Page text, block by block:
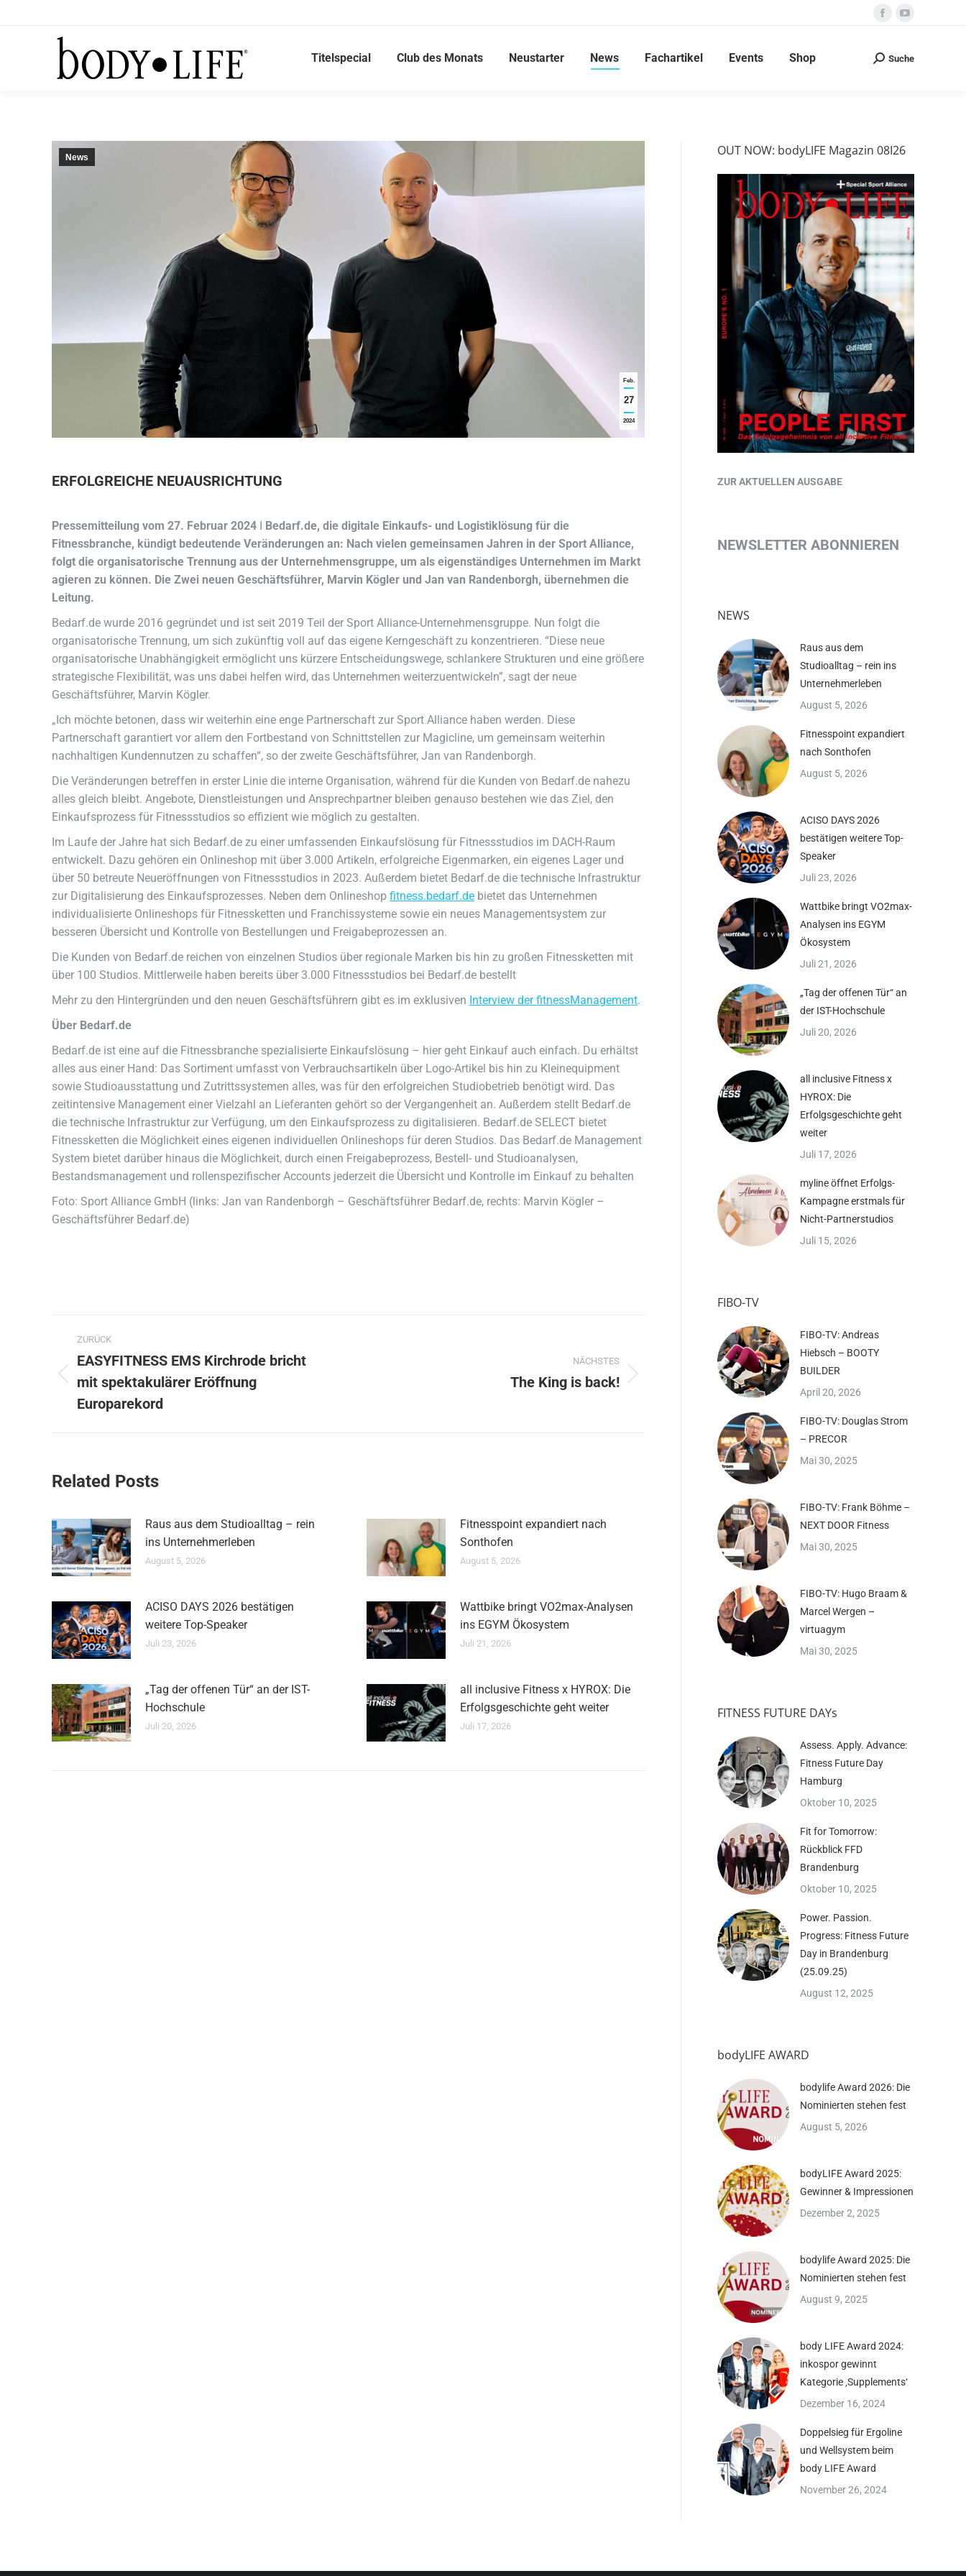
Facebook
opens
YouTube
opens
Titelspecial Club des Monats Neustarter News Fachartikel Events Shop Search:
Suche
Feb.
27
2024
News
ERFOLGREICHE NEUAUSRICHTUNG
Pressemitteilung vom 27. Februar 2024 I Bedarf.de, die digitale Einkaufs- und Logistiklösung für die
Fitnessbranche, kündigt bedeutende Veränderungen an: Nach vielen gemeinsamen Jahren in der Sport Alliance,
folgt die organisatorische Trennung aus der Unternehmensgruppe, um als eigenständiges Unternehmen im Markt
agieren zu können. Die Zwei neuen Geschäftsführer, Marvin Kögler und Jan van Randenborgh, übernehmen die
Leitung.
Bedarf.de wurde 2016 gegründet und ist seit 2019 Teil der Sport Alliance-Unternehmensgruppe. Nun folgt die
organisatorische Trennung, um sich zukünftig voll auf das eigene Kerngeschäft zu konzentrieren. “Diese neue
organisatorische Unabhängigkeit ermöglicht uns kürzere Entscheidungswege, schlankere Strukturen und eine größere
strategische Flexibilität, was uns dabei helfen wird, das Unternehmen weiterzuentwickeln”, sagt der neue
Geschäftsführer, Marvin Kögler.
„Ich möchte betonen, dass wir weiterhin eine enge Partnerschaft zur Sport Alliance haben werden. Diese
Partnerschaft garantiert vor allem den Fortbestand von Schnittstellen zur Magicline, um gemeinsam weiterhin
nachhaltigen Kundennutzen zu schaffen“, so der zweite Geschäftsführer, Jan van Randenborgh.
Die Veränderungen betreffen in erster Linie die interne Organisation, während für die Kunden von Bedarf.de nahezu
alles gleich bleibt. Angebote, Dienstleistungen und Ansprechpartner bleiben genauso bestehen wie das Ziel, den
Einkaufsprozess für Fitnessstudios so effizient wie möglich zu gestalten.
Im Laufe der Jahre hat sich Bedarf.de zu einer umfassenden Einkaufslösung für Fitnessstudios im DACH-Raum
entwickelt. Dazu gehören ein Onlineshop mit über 3.000 Artikeln, erfolgreiche Eigenmarken, ein eigenes Lager und
über 50 betreute Neueröffnungen von Fitnessstudios in 2023. Außerdem bietet Bedarf.de die technische Infrastruktur
zur Digitalisierung des Einkaufsprozesses. Neben dem Onlineshop fitness.bedarf.de bietet das Unternehmen
individualisierte Onlineshops für Fitnessketten und Franchissysteme sowie ein neues Managementsystem zur
besseren Übersicht und Kontrolle von Bestellungen und Freigabeprozessen an.
Die Kunden von Bedarf.de reichen von einzelnen Studios über regionale Marken bis hin zu großen Fitnessketten mit
über 100 Studios. Mittlerweile haben bereits über 3.000 Fitnessstudios bei Bedarf.de bestellt
Mehr zu den Hintergründen und den neuen Geschäftsführern gibt es im exklusiven Interview der fitnessManagement.
Über Bedarf.de
Bedarf.de ist eine auf die Fitnessbranche spezialisierte Einkaufslösung – hier geht Einkauf auch einfach. Du erhältst
alles aus einer Hand: Das Sortiment umfasst von Verbrauchsartikeln über Logo-Artikel bis hin zu Kleinequipment
sowie Studioausstattung und Zutrittssystemen alles, was für den erfolgreichen Studiobetrieb benötigt wird. Das
zeitintensive Management einer Vielzahl an Lieferanten gehört so der Vergangenheit an. Außerdem stellt Bedarf.de
die technische Infrastruktur zur Verfügung, um den Einkaufsprozess zu digitalisieren. Bedarf.de SELECT bietet
Fitnessketten die Möglichkeit eines eigenen individuellen Onlineshops für deren Studios. Das Bedarf.de Management
System bietet darüber hinaus die Möglichkeit, durch einen Freigabeprozess, Bestell- und Studioanalysen,
Bestandsmanagement und rollenspezifischer Accounts jederzeit die Übersicht und Kontrolle im Einkauf zu behalten
Foto: Sport Alliance GmbH (links: Jan van Randenborgh – Geschäftsführer Bedarf.de, rechts: Marvin Kögler –
Geschäftsführer Bedarf.de)
Kommentarnavigation
ZURÜCK
Vorheriger
Beitrag:
EASYFITNESS EMS Kirchrode bricht
mit spektakulärer Eröffnung
Europarekord
NÄCHSTES
The King is back!
Related Posts
Raus aus dem Studioalltag – rein
ins Unternehmerleben
August 5, 2026
Fitnesspoint expandiert nach
Sonthofen
August 5, 2026
ACISO DAYS 2026 bestätigen
weitere Top-Speaker
Juli 23, 2026
Wattbike bringt VO2max-Analysen
ins EGYM Ökosystem
Juli 21, 2026
„Tag der offenen Tür“ an der IST-
Hochschule
Juli 20, 2026
all inclusive Fitness x HYROX: Die
Erfolgsgeschichte geht weiter
Juli 17, 2026
OUT NOW: bodyLIFE Magazin 08I26
ZUR AKTUELLEN AUSGABE
NEWSLETTER ABONNIEREN
NEWS
Raus aus dem
Studioalltag – rein ins
Unternehmerleben
August 5, 2026
Fitnesspoint expandiert
nach Sonthofen
August 5, 2026
ACISO DAYS 2026
bestätigen weitere Top-
Speaker
Juli 23, 2026
Wattbike bringt VO2max-
Analysen ins EGYM
Ökosystem
Juli 21, 2026
„Tag der offenen Tür“ an
der IST-Hochschule
Juli 20, 2026
all inclusive Fitness x
HYROX: Die
Erfolgsgeschichte geht
weiter
Juli 17, 2026
myline öffnet Erfolgs-
Kampagne erstmals für
Nicht-Partnerstudios
Juli 15, 2026
FIBO-TV
FIBO-TV: Andreas
Hiebsch – BOOTY
BUILDER
April 20, 2026
FIBO-TV: Douglas Strom
– PRECOR
Mai 30, 2025
FIBO-TV: Frank Böhme –
NEXT DOOR Fitness
Mai 30, 2025
FIBO-TV: Hugo Braam &
Marcel Wergen –
virtuagym
Mai 30, 2025
FITNESS FUTURE DAYs
Assess. Apply. Advance:
Fitness Future Day
Hamburg
Oktober 10, 2025
Fit for Tomorrow:
Rückblick FFD
Brandenburg
Oktober 10, 2025
Power. Passion.
Progress: Fitness Future
Day in Brandenburg
(25.09.25)
August 12, 2025
bodyLIFE AWARD
bodylife Award 2026: Die
Nominierten stehen fest
August 5, 2026
bodyLIFE Award 2025:
Gewinner & Impressionen
Dezember 2, 2025
bodylife Award 2025: Die
Nominierten stehen fest
August 9, 2025
body LIFE Award 2024:
inkospor gewinnt
Kategorie ‚Supplements‘
Dezember 16, 2024
Doppelsieg für Ergoline
und Wellsystem beim
body LIFE Award
November 26, 2024